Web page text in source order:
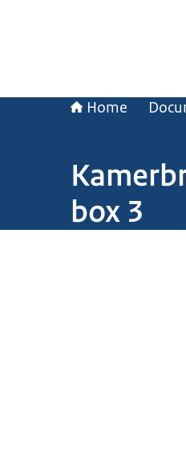
Home
box 3